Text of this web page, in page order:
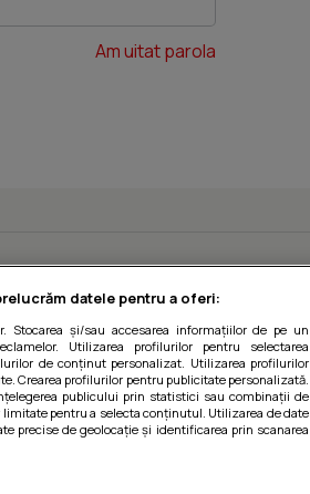
Am uitat parola
datele pentru a oferi:
Stocarea și/sau accesarea informațiilor de pe un
Utilizarea profilurilor pentru selectarea
de conținut personalizat. Utilizarea profilurilor
Crearea profilurilor pentru publicitate personalizată.
publicului prin statistici sau combinații de
pentru a selecta conținutul. Utilizarea de date
precise de geolocație și identificarea prin scanarea